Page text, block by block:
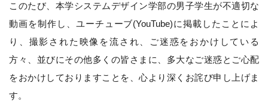
このたび、本学システムデザイン学部の男子学生が不適切な
動画を制作し、ユーチューブ(YouTube)に掲載したことによ
り、撮影された映像を流され、ご迷惑をおかけしている
方々、並びにその他多くの皆さまに、多大なご迷惑とご心配
をおかけしておりますことを、心より深くお詫び申し上げま
す。